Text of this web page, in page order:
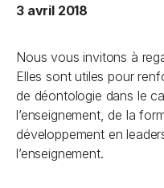
3 avril 2018
Nous vous invitons à
Elles sont utiles pour
de déontologie dans le
l’enseignement, de la
développement en
l’enseignement.